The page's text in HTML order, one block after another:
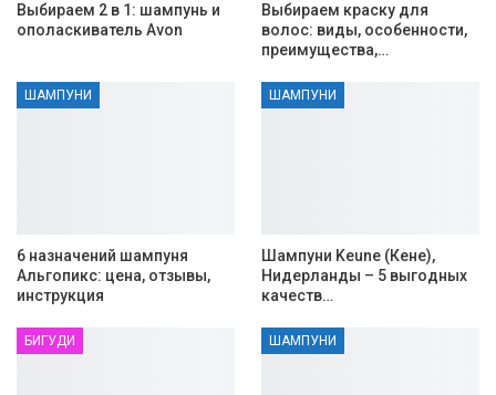
Выбираем 2 в 1: шампунь и
ополаскиватель Avon
Выбираем краску для
волос: виды, особенности,
преимущества,…
ШАМПУНИ
6 назначений шампуня
Альгопикс: цена, отзывы,
инструкция
ШАМПУНИ
Шампуни Keune (Кене),
Нидерланды – 5 выгодных
качеств…
БИГУДИ ШАМПУНИ